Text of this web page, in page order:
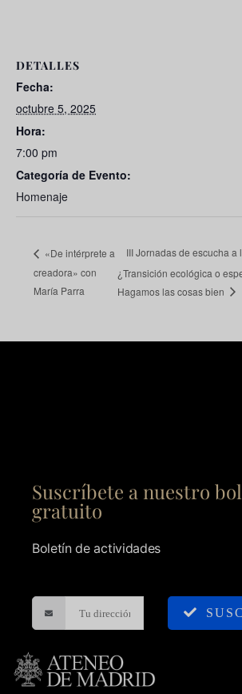
DETALLES
Fecha:
octubre 5, 2025
Hora:
7:00 pm
Categoría de Evento:
Homenaje
«De intérprete a
creadora» con
María Parra
III Jornadas de escucha a
¿Transición ecológica o
Hagamos las cosas bien
Suscríbete a nuestro
gratuito
Boletín de actividades